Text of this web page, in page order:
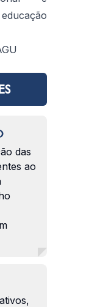
das
ao